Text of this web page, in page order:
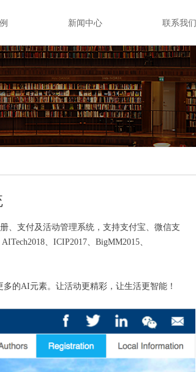
新闻中心 联系我们
、支付及活动管理系统，支持支付宝、微信支
、ICIP2017、BigMM2015、
的AI元素。让活动更精彩，让生活更智能！